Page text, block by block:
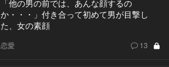
「他の男の前では、あんな顔するの
か・・・」付き合って初めて男が目撃し
た、女の素顔
恋愛 13